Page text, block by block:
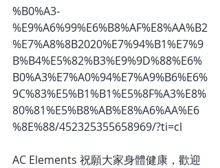
%B0%A3-
%E9%A6%99%E6%B8%AF%E8%AA%B2
%E7%A8%8B2020%E7%94%B1%E7%9
B%B4%E5%82%B3%E9%9D%88%E6%
B0%A3%E7%A0%94%E7%A9%B6%E6%
9C%83%E5%B1%B1%E5%8F%A3%E8%
80%81%E5%B8%AB%E8%A6%AA%E6
%8E%88/452325355658969/?ti=cl
AC Elements 祝願大家身體健康，歡迎